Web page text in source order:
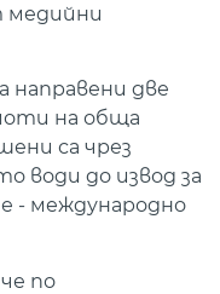
медийни
направени две
на обща
са чрез
води до извод за
- международно
по